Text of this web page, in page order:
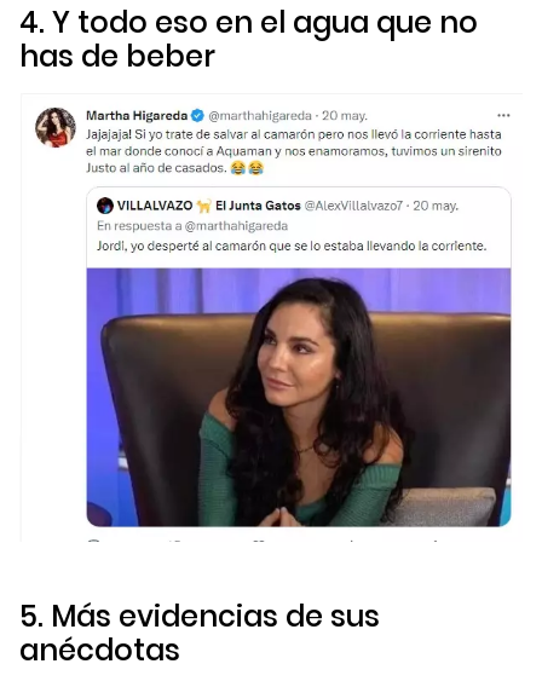
4. Y todo eso en el agua que no
has de beber
5. Más evidencias de sus
anécdotas